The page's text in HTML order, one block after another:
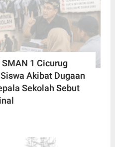
1 Cicurug
Akibat Dugaan
Sekolah Sebut